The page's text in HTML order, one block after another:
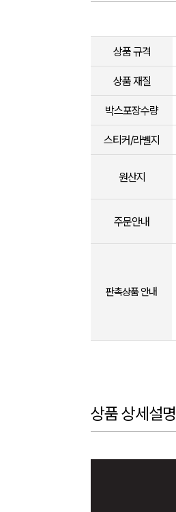
상품 규격
상품 재질
박스포장수량
스티커/라벨지
원산지
주문안내
판촉상품 안내
상품 상세설명